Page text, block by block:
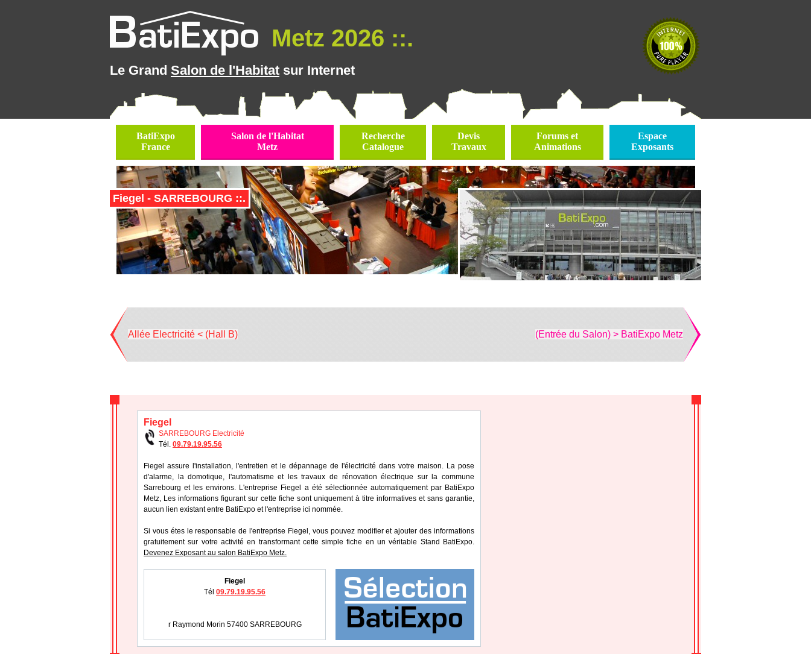
Metz 2026 ::.
Le Grand Salon de l'Habitat sur Internet
BatiExpo
France
Salon de l'Habitat
Metz
Recherche
Catalogue
Devis
Travaux
Forums et
Animations
Espace
Exposants
Fiegel - SARREBOURG ::.
Allée Electricité < (Hall B) (Entrée du Salon) > BatiExpo Metz
Fiegel
SARREBOURG Electricité
Tél. 09.79.19.95.56
Fiegel assure l'installation, l'entretien et le dépannage de l'électricité dans votre maison. La pose
d'alarme, la domotique, l'automatisme et les travaux de rénovation électrique sur la commune
Sarrebourg et les environs. L'entreprise Fiegel a été sélectionnée automatiquement par BatiExpo
Metz, Les informations figurant sur cette fiche sont uniquement à titre informatives et sans garantie,
aucun lien existant entre BatiExpo et l'entreprise ici nommée.
Si vous étes le responsable de l'entreprise Fiegel, vous pouvez modifier et ajouter des informations
gratuitement sur votre activité en transformant cette simple fiche en un véritable Stand BatiExpo.
Devenez Exposant au salon BatiExpo Metz.
Fiegel
Tél 09.79.19.95.56
r Raymond Morin 57400 SARREBOURG